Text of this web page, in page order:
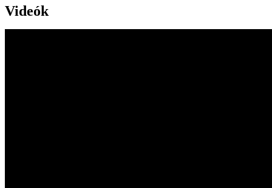
Videók